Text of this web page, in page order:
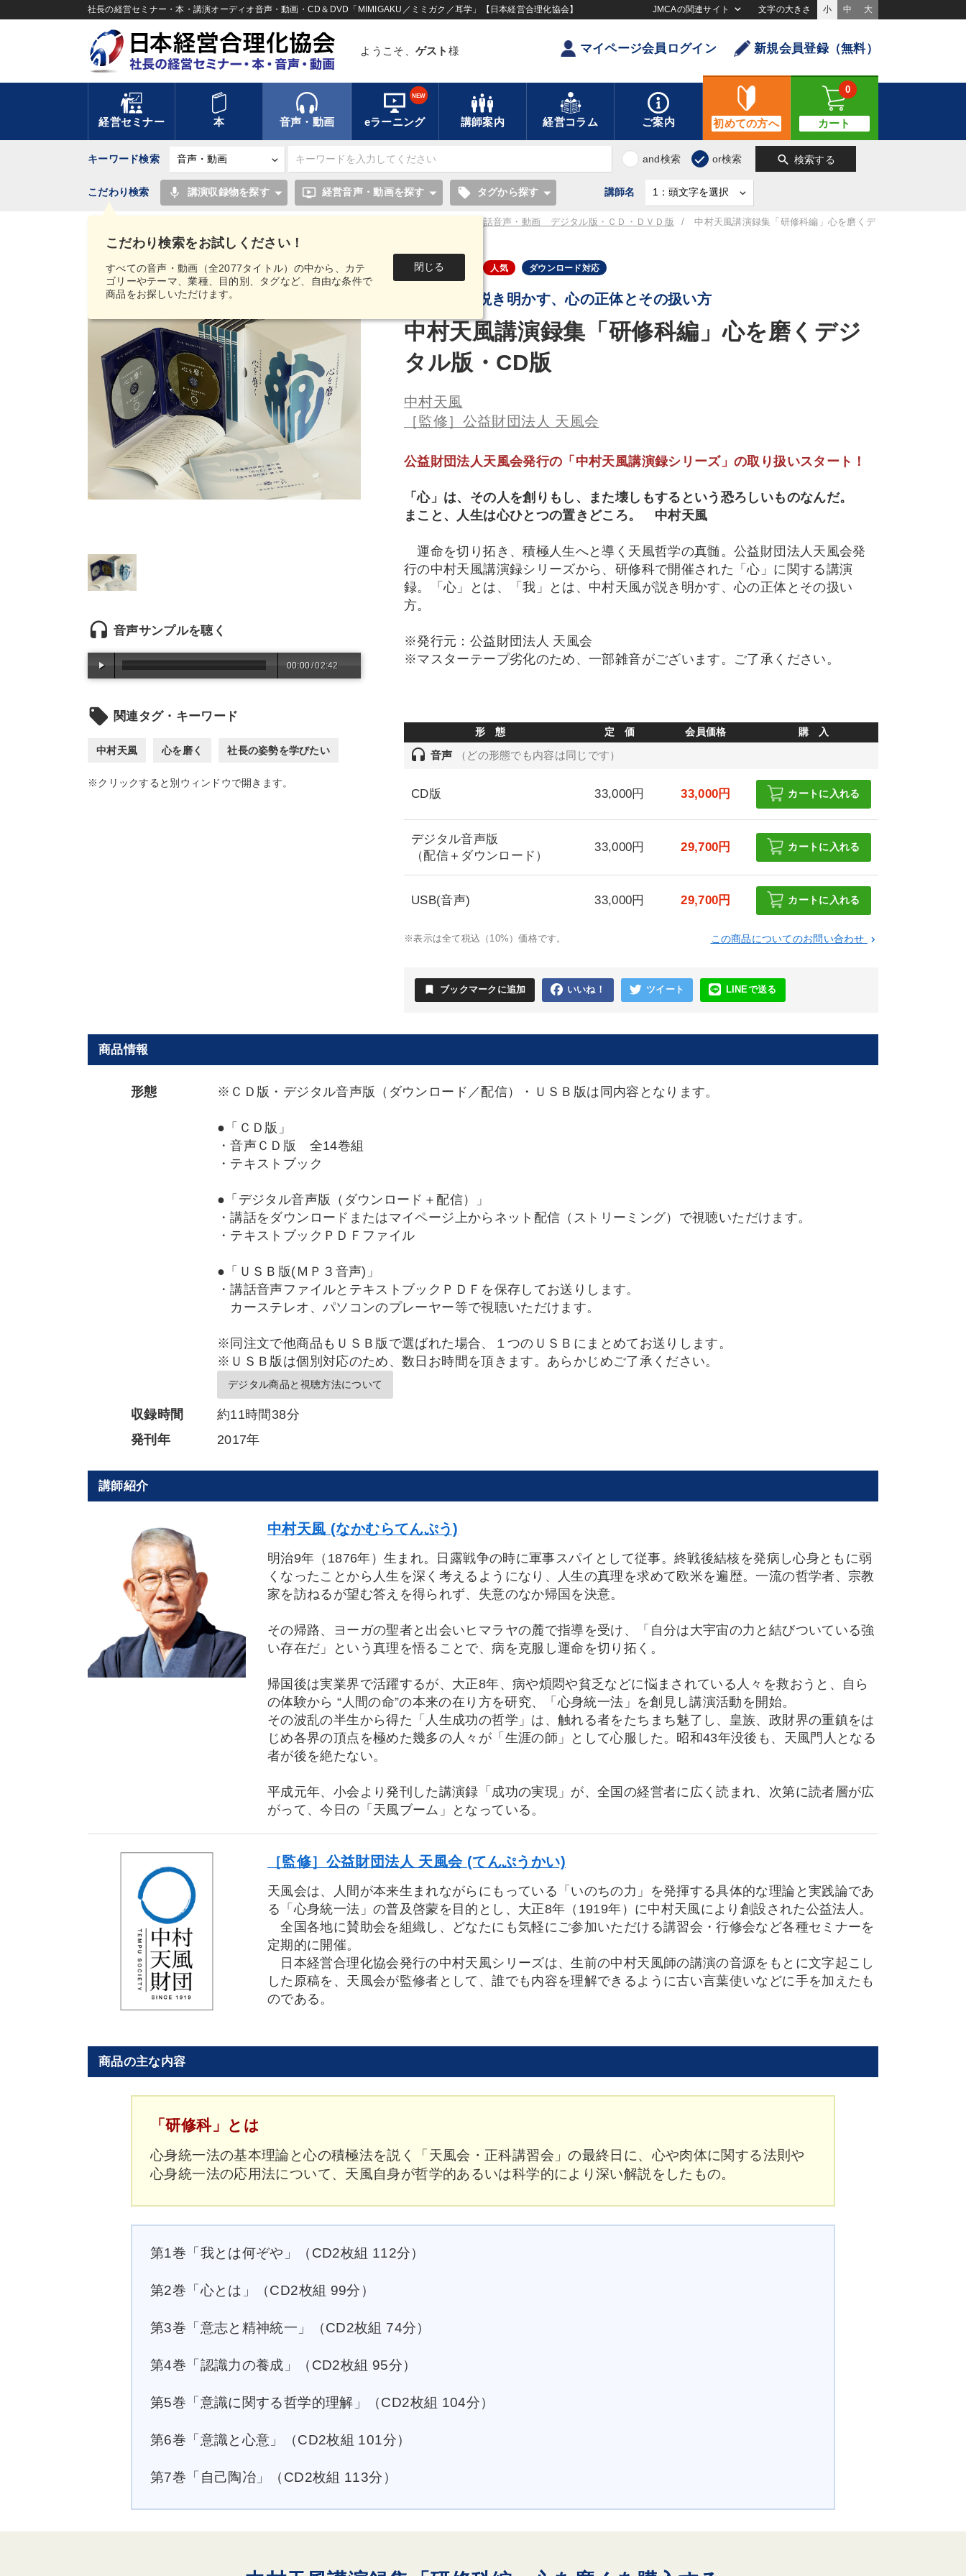
社長の経営セミナー・本・講演オーディオ音声・動画・CD＆DVD「MIMIGAKU／ミミガク／耳学」【日本経営合理化協会】 JMCAの関連サイト 文字の大きさ 小 中 大
ようこそ、 ゲスト 様 マイページ会員ログイン 新規会員登録（無料）
経営セミナー 本 音声・動画 eラーニング
NEW
講師案内 経営コラム ご案内 初めての方へ カート
0
キーワード検索 and検索 or検索 search 検索する
こだわり検索をお試しください！
すべての音声・動画（全2077タイトル）の中から、カテ
ゴリーやテーマ、業種、目的別、タグなど、自由な条件で
商品をお探しいただけます。
閉じる
こだわり検索 mic 講演収録物を探す ondemand_video 経営音声・動画を探す local_offer タグから探す 講師名
先哲に学ぶ成功哲学・人間学・メンタル 講話音声・動画 デジタル版・ＣＤ・ＤＶＤ版
中村天風講演録集「研修科編」心を磨くデ
ジタル版・CD版
headset 音声サンプルを聴く
00:00/02:42
local_offer 関連タグ・キーワード
中村天風 心を磨く 社長の姿勢を学びたい
※クリックすると別ウィンドウで開きます。
音声・動画 人気 ダウンロード対応
中村天風が説き明かす、心の正体とその扱い方
中村天風講演録集「研修科編」心を磨くデジ
タル版・CD版
中村天風
［監修］公益財団法人 天風会
公益財団法人天風会発行の「中村天風講演録シリーズ」の取り扱いスタート！
「心」は、その人を創りもし、また壊しもするという恐ろしいものなんだ。
まこと、人生は心ひとつの置きどころ。 中村天風
運命を切り拓き、積極人生へと導く天風哲学の真髄。公益財団法人天風会発
行の中村天風講演録シリーズから、研修科で開催された「心」に関する講演
録。「心」とは、「我」とは、中村天風が説き明かす、心の正体とその扱い
方。
※発行元：公益財団法人 天風会
※マスターテープ劣化のため、一部雑音がございます。ご了承ください。
形 態 定 価 会員価格 購 入
headset 音声 （どの形態でも内容は同じです）
CD版 33,000円 33,000円 カートに入れる
デジタル音声版
（配信＋ダウンロード）
33,000円 29,700円 カートに入れる
USB(音声) 33,000円 29,700円 カートに入れる
※表示は全て税込（10%）価格です。 この商品についてのお問い合わせ keyboard_arrow_right
bookmark ブックマークに追加 いいね！ ツイート LINEで送る
商品情報
形態 ※ＣＤ版・デジタル音声版（ダウンロード／配信）・ＵＳＢ版は同内容となります。
●「ＣＤ版」
・音声ＣＤ版 全14巻組
・テキストブック
●「デジタル音声版（ダウンロード＋配信）」
・講話をダウンロードまたはマイページ上からネット配信（ストリーミング）で視聴いただけます。
・テキストブックＰＤＦファイル
●「ＵＳＢ版(ＭＰ３音声)」
・講話音声ファイルとテキストブックＰＤＦを保存してお送りします。
カーステレオ、パソコンのプレーヤー等で視聴いただけます。
※同注文で他商品もＵＳＢ版で選ばれた場合、１つのＵＳＢにまとめてお送りします。
※ＵＳＢ版は個別対応のため、数日お時間を頂きます。あらかじめご了承ください。
デジタル商品と視聴方法について
収録時間
約11時間38分
発刊年
2017年
講師紹介
中村天風 (なかむらてんぷう)
明治9年（1876年）生まれ。日露戦争の時に軍事スパイとして従事。終戦後結核を発病し心身ともに弱
くなったことから人生を深く考えるようになり、人生の真理を求めて欧米を遍歴。一流の哲学者、宗教
家を訪ねるが望む答えを得られず、失意のなか帰国を決意。
その帰路、ヨーガの聖者と出会いヒマラヤの麓で指導を受け、「自分は大宇宙の力と結びついている強
い存在だ」という真理を悟ることで、病を克服し運命を切り拓く。
帰国後は実業界で活躍するが、大正8年、病や煩悶や貧乏などに悩まされている人々を救おうと、自ら
の体験から “人間の命”の本来の在り方を研究、「心身統一法」を創見し講演活動を開始。
その波乱の半生から得た「人生成功の哲学」は、触れる者をたちまち魅了し、皇族、政財界の重鎮をは
じめ各界の頂点を極めた幾多の人々が「生涯の師」として心服した。昭和43年没後も、天風門人となる
者が後を絶たない。
平成元年、小会より発刊した講演録「成功の実現」が、全国の経営者に広く読まれ、次第に読者層が広
がって、今日の「天風ブーム」となっている。
［監修］公益財団法人 天風会 (てんぷうかい)
天風会は、人間が本来生まれながらにもっている「いのちの力」を発揮する具体的な理論と実践論であ
る「心身統一法」の普及啓蒙を目的とし、大正8年（1919年）に中村天風により創設された公益法人。
全国各地に賛助会を組織し、どなたにも気軽にご参加いただける講習会・行修会など各種セミナーを
定期的に開催。
日本経営合理化協会発行の中村天風シリーズは、生前の中村天風師の講演の音源をもとに文字起こし
した原稿を、天風会が監修者として、誰でも内容を理解できるように古い言葉使いなどに手を加えたも
のである。
商品の主な内容
「研修科」とは
心身統一法の基本理論と心の積極法を説く「天風会・正科講習会」の最終日に、心や肉体に関する法則や
心身統一法の応用法について、天風自身が哲学的あるいは科学的により深い解説をしたもの。
第1巻「我とは何ぞや」（CD2枚組 112分）
第2巻「心とは」（CD2枚組 99分）
第3巻「意志と精神統一」（CD2枚組 74分）
第4巻「認識力の養成」（CD2枚組 95分）
第5巻「意識に関する哲学的理解」（CD2枚組 104分）
第6巻「意識と心意」（CD2枚組 101分）
第7巻「自己陶冶」（CD2枚組 113分）